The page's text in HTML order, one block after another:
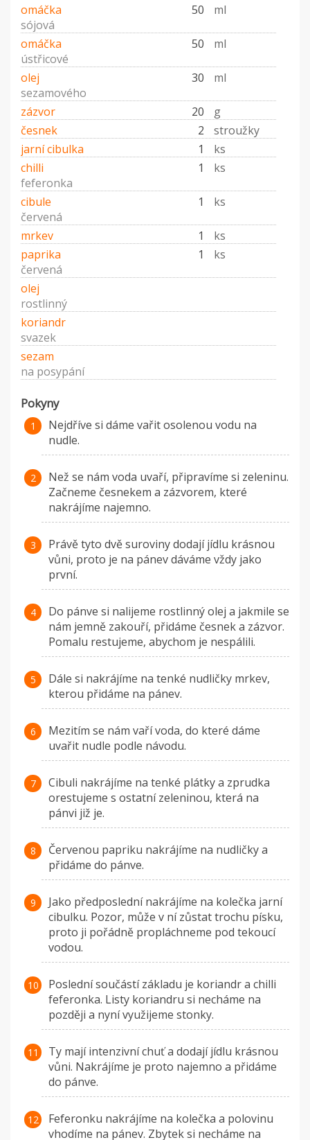
omáčka
50
ml
sójová
omáčka
50
ml
ústřicové
olej
30
ml
sezamového
zázvor
20
g
česnek
2
stroužky
jarní cibulka
1
ks
chilli
1
ks
feferonka
cibule
1
ks
červená
mrkev
1
ks
paprika
1
ks
červená
olej
rostlinný
koriandr
svazek
sezam
na posypání
Pokyny
Nejdříve si dáme vařit osolenou vodu na
nudle.
Než se nám voda uvaří, připravíme si zeleninu.
Začneme česnekem a zázvorem, které
nakrájíme najemno.
Právě tyto dvě suroviny dodají jídlu krásnou
vůni, proto je na pánev dáváme vždy jako
první.
Do pánve si nalijeme rostlinný olej a jakmile se
nám jemně zakouří, přidáme česnek a zázvor.
Pomalu restujeme, abychom je nespálili.
Dále si nakrájíme na tenké nudličky mrkev,
kterou přidáme na pánev.
Mezitím se nám vaří voda, do které dáme
uvařit nudle podle návodu.
Cibuli nakrájíme na tenké plátky a zprudka
orestujeme s ostatní zeleninou, která na
pánvi již je.
Červenou papriku nakrájíme na nudličky a
přidáme do pánve.
Jako předposlední nakrájíme na kolečka jarní
cibulku. Pozor, může v ní zůstat trochu písku,
proto ji pořádně propláchneme pod tekoucí
vodou.
Poslední součástí základu je koriandr a chilli
feferonka. Listy koriandru si necháme na
později a nyní využijeme stonky.
Ty mají intenzivní chuť a dodají jídlu krásnou
vůni. Nakrájíme je proto najemno a přidáme
do pánve.
Feferonku nakrájíme na kolečka a polovinu
vhodíme na pánev. Zbytek si necháme na